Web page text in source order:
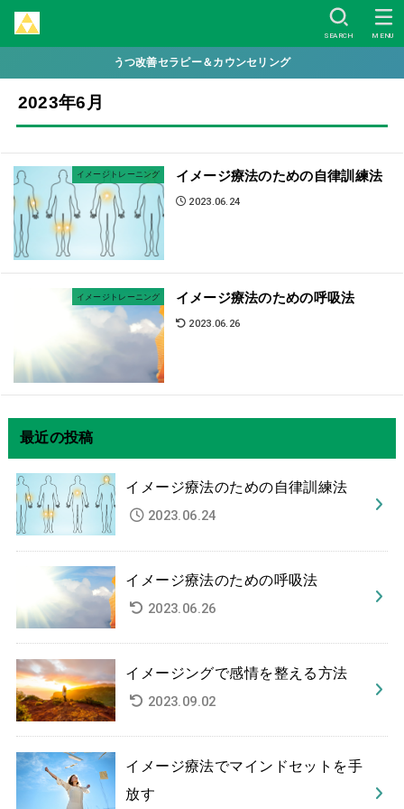
SEARCH MENU
うつ改善セラピー＆カウンセリング
2023年6月
イメージトレーニング イメージ療法のための自律訓練法
2023.06.24
イメージトレーニング イメージ療法のための呼吸法
2023.06.26
最近の投稿
イメージ療法のための自律訓練法
2023.06.24
イメージ療法のための呼吸法
2023.06.26
イメージングで感情を整える方法
2023.09.02
イメージ療法でマインドセットを手
放す